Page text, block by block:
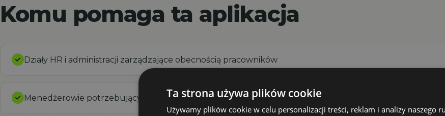
Komu pomaga ta aplikacja
Działy HR i administracji zarządzające obecnością pracowników
Menedżerowie potrzebujący przejrzystego obrazu dostępności zespołu
Ta strona używa plików cookie
Używamy plików cookie w celu personalizacji treści, reklam i analizy naszego